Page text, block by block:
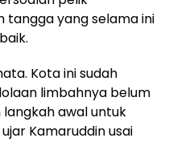
tangga yang selama ini
Kota ini sudah
limbahnya belum
langkah awal untuk
Kamaruddin usai